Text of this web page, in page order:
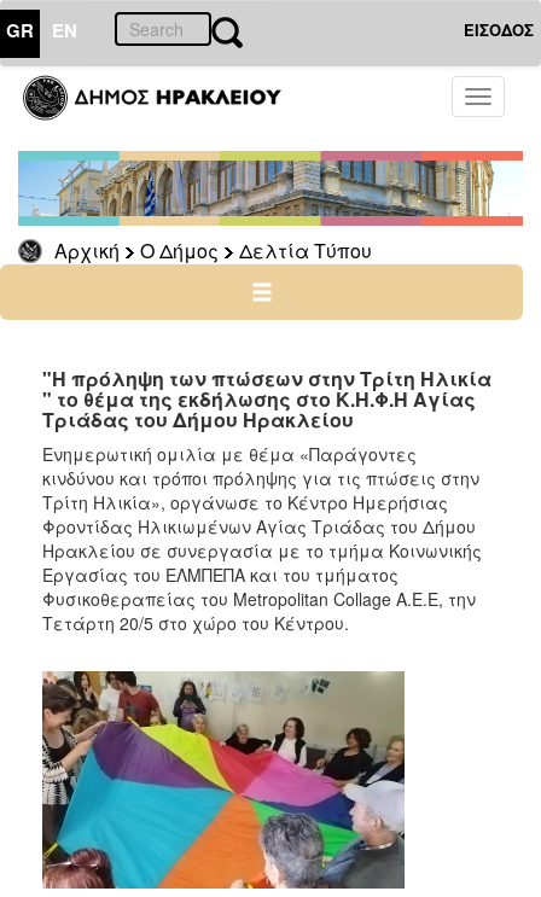
GR EN ΕΙΣΟΔΟΣ
Toggle
Αρχική Ο Δήμος Δελτία Τύπου
ΔΗΜΟΣ
Δελτία
Τύπου
Αρχείο
ΠΟΛΙΤΙΣΜΟΣ
ΑΝΘΕΚΤΙΚΗ
ΠΟΛΗ
"Η πρόληψη των πτώσεων στην Τρίτη Ηλικία
" το θέμα της εκδήλωσης στο Κ.Η.Φ.Η Αγίας
Τριάδας του Δήμου Ηρακλείου
Ενημερωτική ομιλία με θέμα «Παράγοντες
κινδύνου και τρόποι πρόληψης για τις πτώσεις στην
Τρίτη Ηλικία», οργάνωσε το Κέντρο Ημερήσιας
Φροντίδας Ηλικιωμένων Αγίας Τριάδας του Δήμου
Ηρακλείου σε συνεργασία με το τμήμα Κοινωνικής
Εργασίας του ΕΛΜΠΕΠΑ και του τμήματος
Φυσικοθεραπείας του Metropolitan Collage A.E.E, την
Τετάρτη 20/5 στο χώρο του Κέντρου.